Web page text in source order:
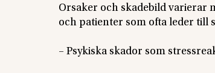
Orsaker och skadebild varierar
och patienter som ofta leder till
– Psykiska skador som